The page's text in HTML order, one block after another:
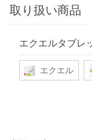
取り扱い商品
エクエルタブレ
エクエル